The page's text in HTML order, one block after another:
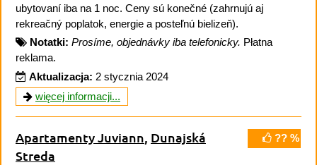
ubytovaní iba na 1 noc. Ceny sú konečné (zahrnujú aj
rekreačný poplatok, energie a posteľnú bielizeň).
Notatki: Prosíme, objednávky iba telefonicky. Płatna
reklama.
Aktualizacja: 2 stycznia 2024
więcej informacji...
?? %
Apartamenty Juviann, Dunajská
Streda